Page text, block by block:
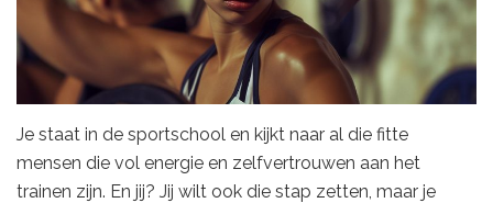
Je staat in de sportschool en kijkt naar al die fitte
mensen die vol energie en zelfvertrouwen aan het
trainen zijn. En jij? Jij wilt ook die stap zetten, maar je